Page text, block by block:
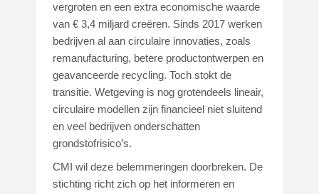
vergroten en een extra economische waarde
van € 3,4 miljard creëren. Sinds 2017 werken
bedrijven al aan circulaire innovaties, zoals
remanufacturing, betere productontwerpen en
geavanceerde recycling. Toch stokt de
transitie. Wetgeving is nog grotendeels lineair,
circulaire modellen zijn financieel niet sluitend
en veel bedrijven onderschatten
grondstofrisico’s.
CMI wil deze belemmeringen doorbreken. De
stichting richt zich op het informeren en